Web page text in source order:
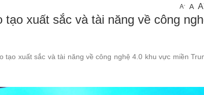
A- A A
xuất sắc và tài năng về công
xuất sắc và tài năng về công nghệ 4.0 khu vực miền